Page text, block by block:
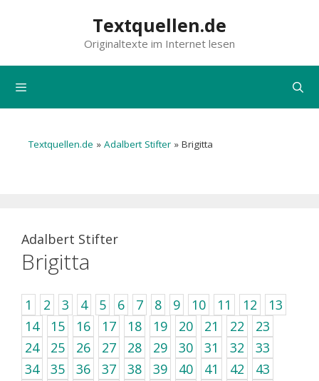
Textquellen.de
Originaltexte im Internet lesen
Textquellen.de » Adalbert Stifter » Brigitta
Adalbert Stifter
Brigitta
1 2 3 4 5 6 7 8 9 10 11 12
13
14
15 16 17 18 19 20 21 22
23
24
25 26 27 28 29 30 31 32
33
34
35 36 37 38 39 40 41 42
43